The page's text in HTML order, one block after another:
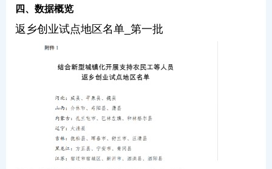
四、数据概览
返乡创业试点地区名单_第一批